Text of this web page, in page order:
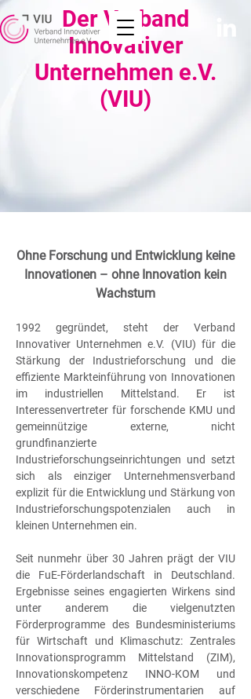
Der Verband
Innovativer
Unternehmen e.V.
(VIU)
Ohne Forschung und Entwicklung keine
Innovationen – ohne Innovation kein
Wachstum
1992 gegründet, steht der Verband
Innovativer Unternehmen e.V. (VIU) für die
Stärkung der Industrieforschung und die
effiziente Markteinführung von Innovationen
im industriellen Mittelstand. Er ist
Interessenvertreter für forschende KMU und
gemeinnützige externe, nicht
grundfinanzierte
Industrieforschungseinrichtungen und setzt
sich als einziger Unternehmensverband
explizit für die Entwicklung und Stärkung von
Industrieforschungspotenzialen auch in
kleinen Unternehmen ein.
Seit nunmehr über 30 Jahren prägt der VIU
die FuE-Förderlandschaft in Deutschland.
Ergebnisse seines engagierten Wirkens sind
unter anderem die vielgenutzten
Förderprogramme des Bundesministeriums
für Wirtschaft und Klimaschutz: Zentrales
Innovationsprogramm Mittelstand (ZIM),
Innovationskompetenz INNO-KOM und
verschiedene Förderinstrumentarien auf